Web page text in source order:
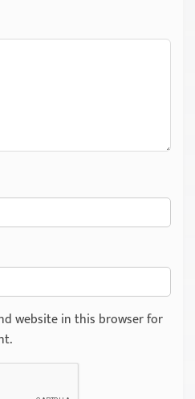
website in this browser for